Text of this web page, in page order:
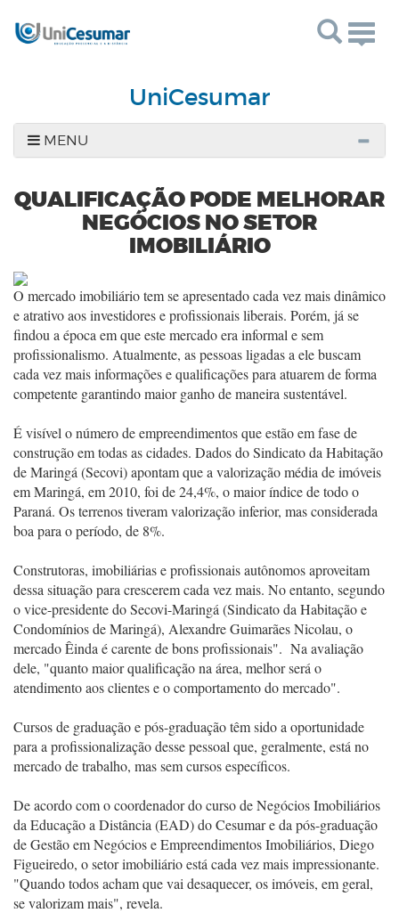
UniCesumar
MENU
QUALIFICAÇÃO PODE MELHORAR
NEGÓCIOS NO SETOR
IMOBILIÁRIO
O mercado imobiliário tem se apresentado cada vez mais dinâmico
e atrativo aos investidores e profissionais liberais. Porém, já se
findou a época em que este mercado era informal e sem
profissionalismo. Atualmente, as pessoas ligadas a ele buscam
cada vez mais informações e qualificações para atuarem de forma
competente garantindo maior ganho de maneira sustentável.
É visível o número de empreendimentos que estão em fase de
construção em todas as cidades. Dados do Sindicato da Habitação
de Maringá (Secovi) apontam que a valorização média de imóveis
em Maringá, em 2010, foi de 24,4%, o maior índice de todo o
Paraná. Os terrenos tiveram valorização inferior, mas considerada
boa para o período, de 8%.
Construtoras, imobiliárias e profissionais autônomos aproveitam
dessa situação para crescerem cada vez mais. No entanto, segundo
o vice-presidente do Secovi-Maringá (Sindicato da Habitação e
Condomínios de Maringá), Alexandre Guimarães Nicolau, o
mercado Êinda é carente de bons profissionais". Na avaliação
dele, "quanto maior qualificação na área, melhor será o
atendimento aos clientes e o comportamento do mercado".
Cursos de graduação e pós-graduação têm sido a oportunidade
para a profissionalização desse pessoal que, geralmente, está no
mercado de trabalho, mas sem cursos específicos.
De acordo com o coordenador do curso de Negócios Imobiliários
da Educação a Distância (EAD) do Cesumar e da pós-graduação
de Gestão em Negócios e Empreendimentos Imobiliários, Diego
Figueiredo, o setor imobiliário está cada vez mais impressionante.
"Quando todos acham que vai desaquecer, os imóveis, em geral,
se valorizam mais", revela.